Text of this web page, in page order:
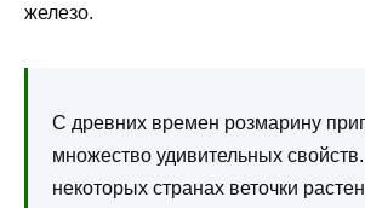
железо.
С древних времен розмарину
множество удивительных
некоторых странах веточки